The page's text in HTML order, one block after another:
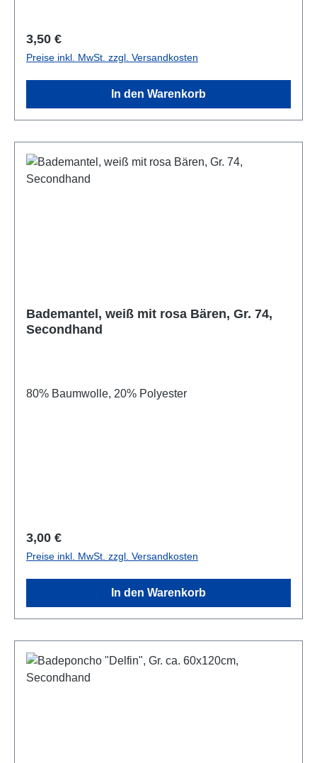
Regulärer Preis:
3,50 €
Preise inkl. MwSt. zzgl. Versandkosten
In den Warenkorb
Bademantel, weiß mit rosa Bären, Gr. 74,
Secondhand
80% Baumwolle, 20% Polyester
Regulärer Preis:
3,00 €
Preise inkl. MwSt. zzgl. Versandkosten
In den Warenkorb